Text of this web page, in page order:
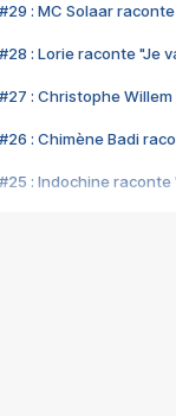
#29 : MC Solaar
#28 : Lorie raconte "Je
#27 : Christophe
#26 : Chimène Badi
#25 : Indochine